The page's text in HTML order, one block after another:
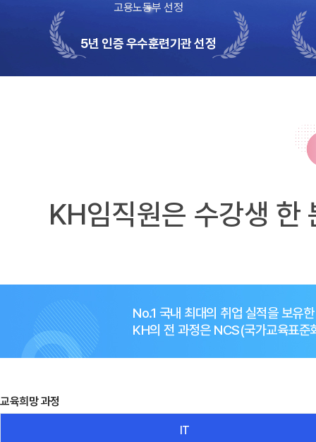
고용노동부 선정
5년 인증 우수훈련기관 선정
KH임직원은 수강생 한
No.1 국내 최대의 취업 실적을 보유
KH의 전 과정은 NCS(국가교육표준
교육희망 과정
IT